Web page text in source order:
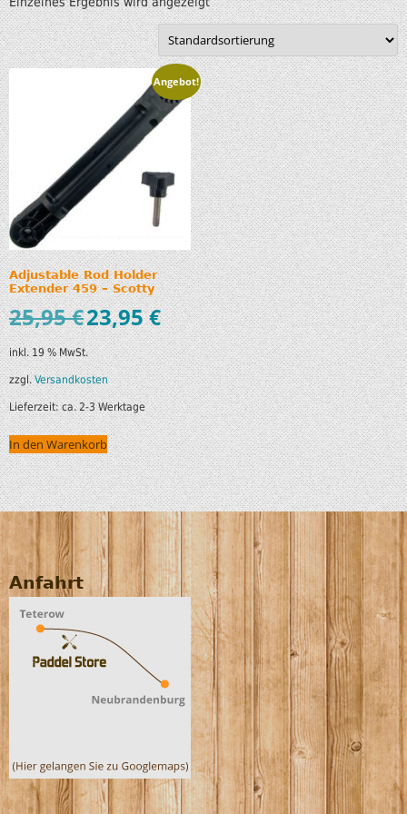
Angebot!
Adjustable Rod Holder
Extender 459 – Scotty
25,95€23,95€
inkl. 19 % MwSt.
zzgl.Versandkosten
Lieferzeit:ca. 2-3 Werktage
In den Warenkorb
Anfahrt